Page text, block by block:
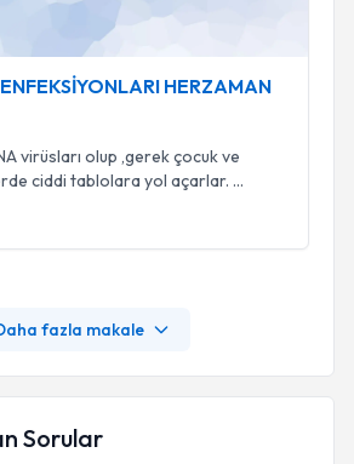
HERZAMAN
ciddi tablolara yol açarlar. ...
fazla makale
Sorular